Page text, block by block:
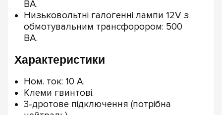
ВА.
Низьковольтні галогенні лампи 12V з
обмотувальним трансфорором: 500
ВА.
Характеристики
Ном. ток: 10 A.
Клеми гвинтові.
3-дротове підключення (потрібна